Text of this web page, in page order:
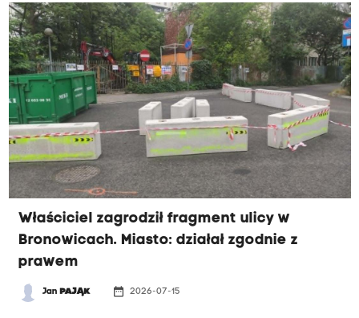
nie odpowiadają bobry, lecz przede wszystkim
skutki długotrwałej suszy i warunki geologiczne.
Właściciel zagrodził fragment ulicy w
Bronowicach. Miasto: działał zgodnie z
prawem
Jan PAJĄK date_range 2026-07-15